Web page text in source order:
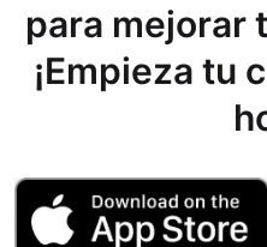
para mejorar
¡Empieza tu